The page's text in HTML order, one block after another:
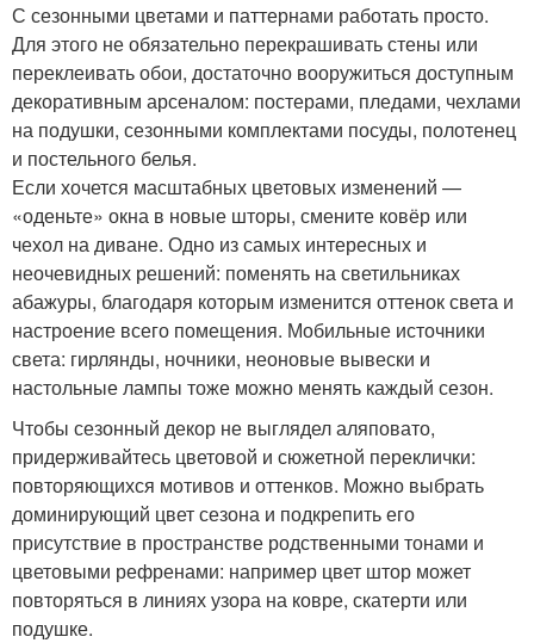
С сезонными цветами и паттернами работать просто.
Для этого не обязательно перекрашивать стены или
переклеивать обои, достаточно вооружиться доступным
декоративным арсеналом: постерами, пледами, чехлами
на подушки, сезонными комплектами посуды, полотенец
и постельного белья.
Если хочется масштабных цветовых изменений —
«оденьте» окна в новые шторы, смените ковёр или
чехол на диване. Одно из самых интересных и
неочевидных решений: поменять на светильниках
абажуры, благодаря которым изменится оттенок света и
настроение всего помещения. Мобильные источники
света: гирлянды, ночники, неоновые вывески и
настольные лампы тоже можно менять каждый сезон.
Чтобы сезонный декор не выглядел аляповато,
придерживайтесь цветовой и сюжетной переклички:
повторяющихся мотивов и оттенков. Можно выбрать
доминирующий цвет сезона и подкрепить его
присутствие в пространстве родственными тонами и
цветовыми рефренами: например цвет штор может
повторяться в линиях узора на ковре, скатерти или
подушке.